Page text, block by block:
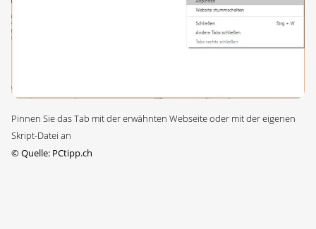
Pinnen Sie das Tab mit der erwähnten Webseite oder mit der eigenen
Skript-Datei an
©Quelle: PCtipp.ch